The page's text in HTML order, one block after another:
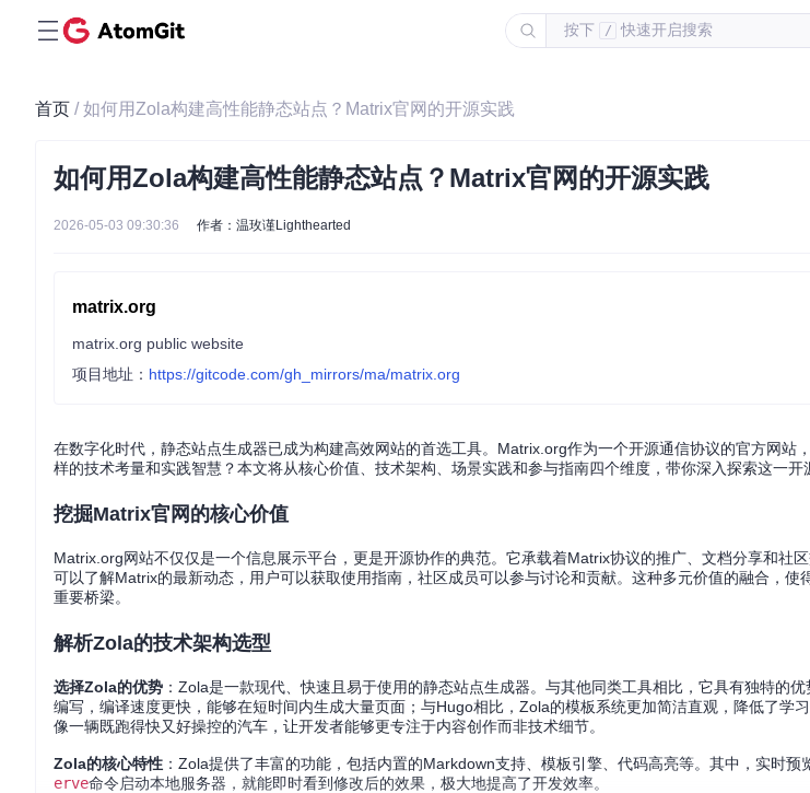
按下 / 快速开启搜索
首页 / 如何用Zola构建高性能静态站点？Matrix官网的开源实践
如何用Zola构建高性能静态站点？Matrix官网的开源实践
2026-05-03 09:30:36 作者：温玫谨Lighthearted
matrix.org
matrix.org public website
项目地址： https://gitcode.com/gh_mirrors/ma/matrix.org
在数字化时代，静态站点生成器已成为构建高效网站的首选工具。Matrix.org作为一个开源通信协议的官方网站
样的技术考量和实践智慧？本文将从核心价值、技术架构、场景实践和参与指南四个维度，带你深入探索这一开
挖掘Matrix官网的核心价值
Matrix.org网站不仅仅是一个信息展示平台，更是开源协作的典范。它承载着Matrix协议的推广、文档分享和社
可以了解Matrix的最新动态，用户可以获取使用指南，社区成员可以参与讨论和贡献。这种多元价值的融合，使
重要桥梁。
解析Zola的技术架构选型
选择Zola的优势 ：Zola是一款现代、快速且易于使用的静态站点生成器。与其他同类工具相比，它具有独特的
编写，编译速度更快，能够在短时间内生成大量页面；与Hugo相比，Zola的模板系统更加简洁直观，降低了学
像一辆既跑得快又好操控的汽车，让开发者能够更专注于内容创作而非技术细节。
Zola的核心特性 ：Zola提供了丰富的功能，包括内置的Markdown支持、模板引擎、代码高亮等。其中，实时预
erve命令启动本地服务器，就能即时看到修改后的效果，极大地提高了开发效率。